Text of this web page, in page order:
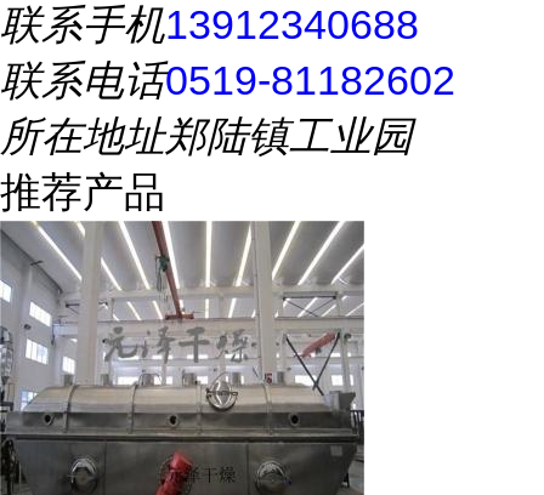
联系手机13912340688
联系电话0519-81182602
所在地址郑陆镇工业园
推荐产品